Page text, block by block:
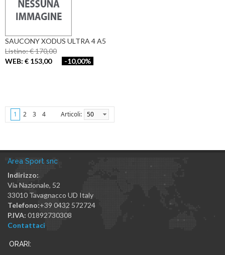
SAUCONY XODUS ULTRA 4 A5
Listino: € 170,00
WEB: € 153,00
-10,00%
1 2 3 4 Articoli: 50
Area Sport snc
Indirizzo:
Via Nazionale, 52
33010 Tavagnacco UD Italy
Telefono:+39 0432 572724
P.IVA: 01892730308
Contattaci
ORARI: